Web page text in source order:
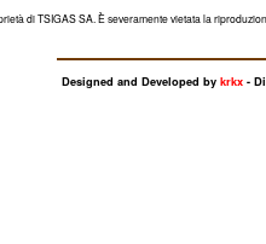
di TSIGAS SA. È severamente vietata la
Designed and Developed by krkx -